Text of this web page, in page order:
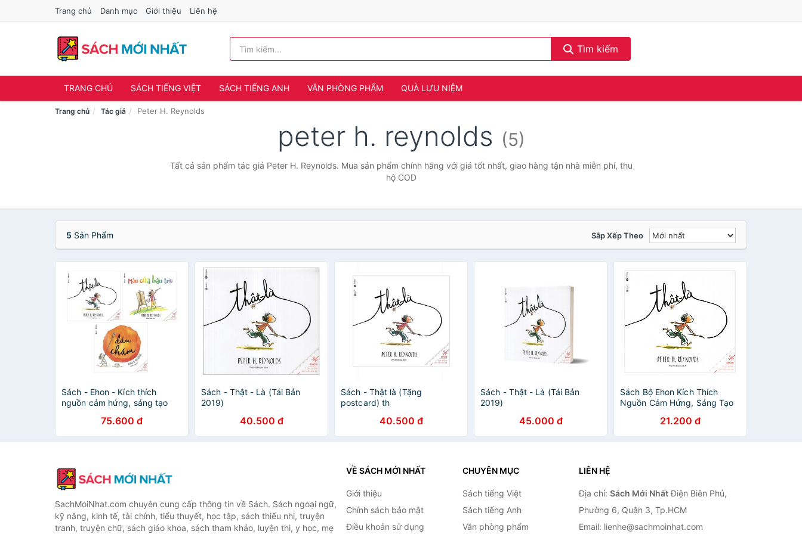
Trang chủ Danh mục Giới thiệu Liên hệ
Tìm kiếm
TRANG CHỦ SÁCH TIẾNG VIỆT SÁCH TIẾNG ANH VĂN PHÒNG PHẨM QUÀ LƯU NIỆM
Trang chủ Tác giả Peter H. Reynolds
peter h. reynolds (5)
Tất cả sản phẩm tác giả Peter H. Reynolds. Mua sản phẩm chính hãng với giá tốt nhất, giao hàng tận nhà miễn phí, thu
hộ COD
5 Sản Phẩm Sắp Xếp Theo
Sách - Ehon - Kích thích
nguồn cảm hứng, sáng tạo
75.600 đ
Sách - Thật - Là (Tái Bản
2019)
40.500 đ
Sách - Thật là (Tặng
postcard) th
40.500 đ
Sách - Thật - Là (Tái Bản
2019)
45.000 đ
Sách Bộ Ehon Kích Thích
Nguồn Cảm Hứng, Sáng Tạo
21.200 đ
SachMoiNhat.com chuyên cung cấp thông tin về Sách. Sách ngoại ngữ,
kỹ năng, kinh tế, tài chính, tiểu thuyết, học tập, sách thiếu nhi, truyện
tranh, truyện chữ, sách giáo khoa, sách tham khảo, luyện thi, y học, mẹ
VỀ SÁCH MỚI NHẤT
Giới thiệu
Chính sách bảo mật
Điều khoản sử dụng
CHUYÊN MỤC
Sách tiếng Việt
Sách tiếng Anh
Văn phòng phẩm
LIÊN HỆ
Địa chỉ: Sách Mới NhấtĐiện Biên Phủ,
Phường 6, Quận 3, Tp.HCM
Email: lienhe@sachmoinhat.com